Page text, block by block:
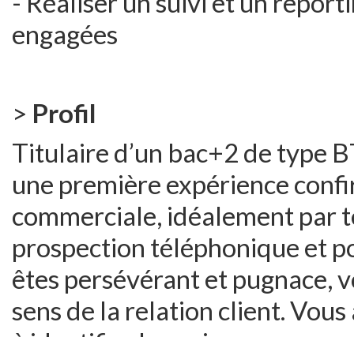
engagées
> Profil
Titulaire d’un bac+2 de type
une première expérience
commerciale, idéalement par
prospection téléphonique et
êtes persévérant et pugnace,
sens de la relation client.